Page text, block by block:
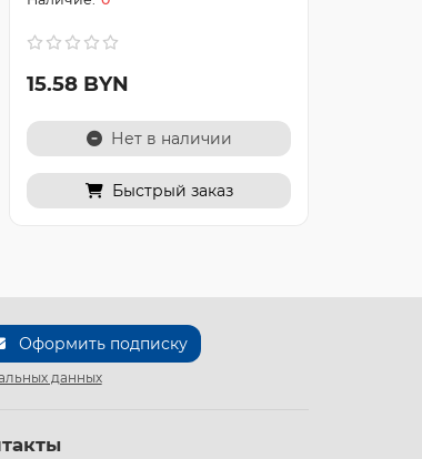
15.58 BYN
Нет в наличии
Быстрый заказ
Оформить подписку
данных